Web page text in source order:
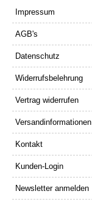
Impressum
AGB's
Datenschutz
Widerrufsbelehrung
Vertrag widerrufen
Versandinformationen
Kontakt
Kunden-Login
Newsletter anmelden